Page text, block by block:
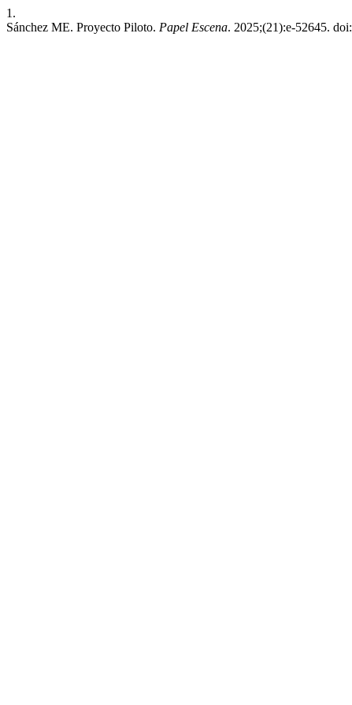
1.
Sánchez ME. Proyecto Piloto. Papel Escena. 2025;(21):e-52645. doi: